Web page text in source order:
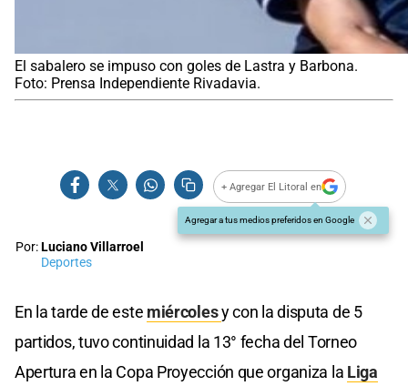
El sabalero se impuso con goles de Lastra y Barbona.
Foto: Prensa Independiente Rivadavia.
+ Agregar El Litoral en
Agregar a tus medios preferidos en Google
Por:Luciano Villarroel
Deportes
En la tarde de este miércolesy con la disputa de 5
partidos, tuvo continuidad la 13° fecha del Torneo
Apertura en la Copa Proyección que organiza la Liga